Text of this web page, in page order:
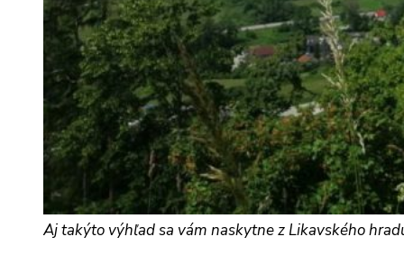
Aj takýto výhľad sa vám naskytne z Likavského